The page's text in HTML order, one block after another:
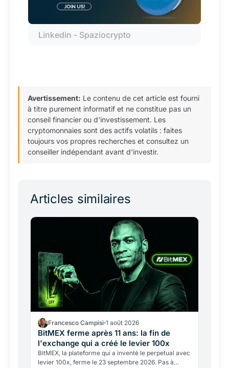
Linkedin - Spaziocrypto
Avertissement: Le contenu de cet article est fourni
à titre purement informatif et ne constitue pas un
conseil financier ou d'investissement. Les
cryptomonnaies sont des actifs volatils : faites
toujours vos propres recherches et consultez un
conseiller indépendant avant d'investir.
Articles similaires
Francesco Campisi 1 août 2026
BitMEX ferme après 11 ans: la fin de
l'exchange qui a créé le levier 100x
BitMEX, la plateforme qui a inventé le perpetual avec
levier 100x, ferme le 23 septembre 2026. Pas à